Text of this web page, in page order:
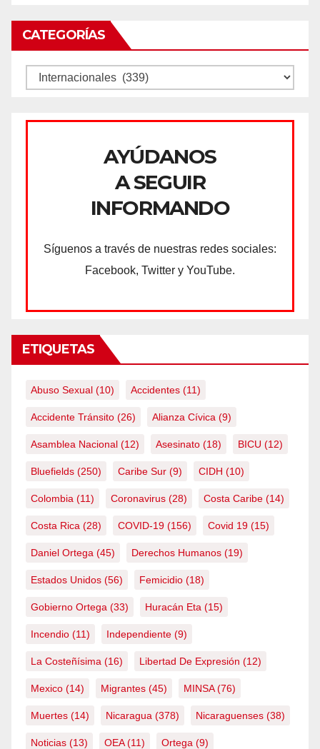
CATEGORÍAS
CATEGORÍAS
AYÚDANOS
A SEGUIR
INFORMANDO
Síguenos a través de nuestras redes sociales:
Facebook, Twitter y YouTube.
ETIQUETAS
Abuso Sexual (10) Accidentes (11)
Accidente Tránsito (26) Alianza Cívica (9)
Asamblea Nacional (12) Asesinato (18) BICU (12)
Bluefields (250) Caribe Sur (9) CIDH (10)
Colombia (11) Coronavirus (28) Costa Caribe (14)
Costa Rica (28) COVID-19 (156) Covid 19 (15)
Daniel Ortega (45) Derechos Humanos (19)
Estados Unidos (56) Femicidio (18)
Gobierno Ortega (33) Huracán Eta (15)
Incendio (11) Independiente (9)
La Costeñísima (16) Libertad De Expresión (12)
Mexico (14) Migrantes (45) MINSA(76)
Muertes (14) Nicaragua (378) Nicaraguenses (38)
Noticias (13) OEA(11) Ortega (9)